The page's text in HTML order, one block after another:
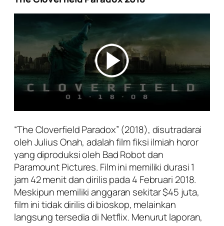
“The Cloverfield Paradox” (2018), disutradarai
oleh Julius Onah, adalah film fiksi ilmiah horor
yang diproduksi oleh Bad Robot dan
Paramount Pictures. Film ini memiliki durasi 1
jam 42 menit dan dirilis pada 4 Februari 2018.
Meskipun memiliki anggaran sekitar $45 juta,
film ini tidak dirilis di bioskop, melainkan
langsung tersedia di Netflix. Menurut laporan,